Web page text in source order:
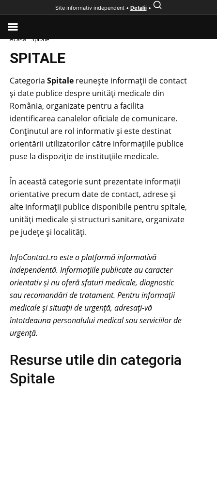
Acasă Spitale
SPITALE
Categoria Spitale reunește informații de contact
și date publice despre unități medicale din
România, organizate pentru a facilita
identificarea canalelor oficiale de comunicare.
Conținutul are rol informativ și este destinat
orientării utilizatorilor către informațiile publice
puse la dispoziție de instituțiile medicale.
În această categorie sunt prezentate informații
orientative precum date de contact, adrese și
alte informații publice disponibile pentru spitale,
unități medicale și structuri sanitare, organizate
pe județe și localități.
InfoContact.ro este o platformă informativă
independentă. Informațiile publicate au caracter
orientativ și nu oferă sfaturi medicale, diagnostic
sau recomandări de tratament. Pentru informații
medicale și situații de urgență, adresați-vă
întotdeauna personalului medical sau serviciilor de
urgență.
Resurse utile din categoria
Spitale
Site informativ independent • Detalii•